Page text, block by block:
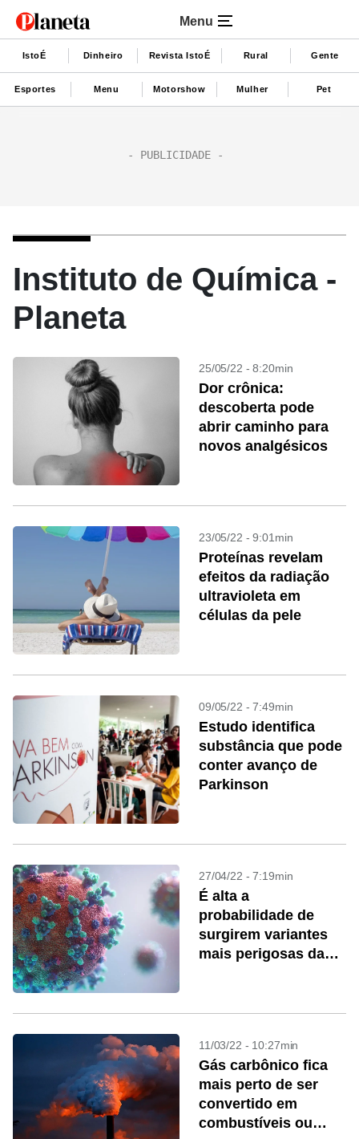
Menu
IstoÉ Dinheiro Revista IstoÉ Rural Gente
Esportes Menu Motorshow Mulher Pet
Instituto de Química -
Planeta
25/05/22 - 8:20min
Dor crônica:
descoberta pode
abrir caminho para
novos analgésicos
23/05/22 - 9:01min
Proteínas revelam
efeitos da radiação
ultravioleta em
células da pele
09/05/22 - 7:49min
Estudo identifica
substância que pode
conter avanço de
Parkinson
27/04/22 - 7:19min
É alta a
probabilidade de
surgirem variantes
mais perigosas da
11/03/22 - 10:27min
Gás carbônico fica
mais perto de ser
convertido em
combustíveis ou